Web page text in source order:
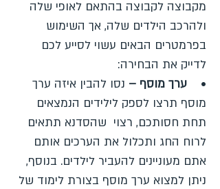
מקבוצה לקבוצה בהתאם לאופי שלה
ולהרכב הילדים שלה, אך השימוש
בפרמטרים הבאים עשוי לסייע לכם
לדייק את הבחירה:
• ערך מוסף – נסו להבין איזה ערך
מוסף תרצו לספק לילידים הנמצאים
תחת חסותכם, רצוי שהסדנא תתאים
לרוח החג ותכלול את הערכים אותם
אתם מעוניינים להעביר לילדים. בנוסף,
ניתן למצוא ערך מוסף בצורת לימוד של